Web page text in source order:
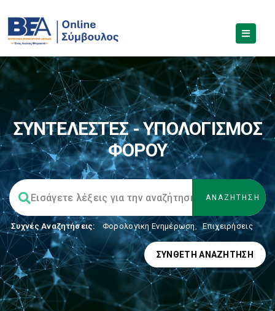
ΣΥΝΤΕΛΕΣΤΕΣ - ΥΠΟΛΟΓΙΣΜΟΣ
ΦΟΡΟΥ
Συχνές Αναζητήσεις: Φορολογικη Ενημέρωση, Επιχειρήσεις
ΣΎΝΘΕΤΗ ΑΝΑΖΉΤΗΣΗ